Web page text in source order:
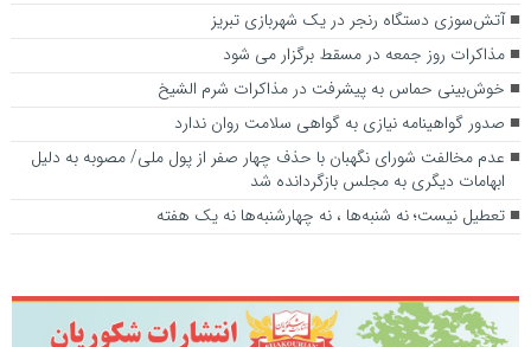
آتش‌سوزی دستگاه رنجر در یک شهربازی تبریز
مذاکرات روز جمعه در مسقط برگزار می شود
خوش‌بینی حماس به پیشرفت در مذاکرات شرم الشیخ
صدور گواهینامه نیازی به گواهی سلامت روان ندارد
عدم مخالفت شورای نگهبان با حذف چهار صفر از پول ملی/ مصوبه به دلیل
ابهامات دیگری به مجلس بازگردانده شد
تعطیل نیست؛ نه شنبه‌ها ، نه چهارشنبه‌ها نه یک هفته